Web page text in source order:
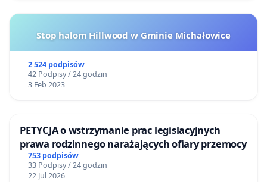
Stop halom Hillwood w Gminie Michałowice
2 524 podpisów
42 Podpisy / 24 godzin
3 Feb 2023
PETYCJA o wstrzymanie prac legislacyjnych
prawa rodzinnego narażających ofiary przemocy
753 podpisów
33 Podpisy / 24 godzin
22 Jul 2026